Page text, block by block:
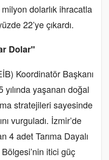
dolarlık ihracatla
22’ye çıkardı.
Dolar"
Koordinatör Başkanı
yaşanan doğal
stratejileri sayesinde
vurguladı. İzmir’de
4 adet Tarıma Dayalı
itici güç